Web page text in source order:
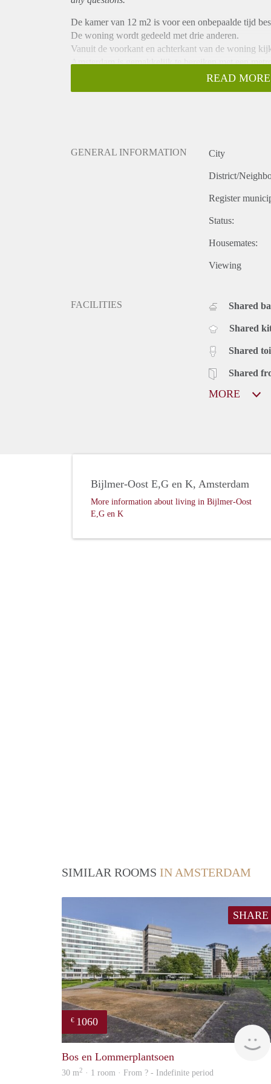
De kamer van 12 m2 is voor een onbepaalde tijd
De woning wordt gedeeld met drie anderen.
Vanuit de voorkant en achterkant van de woning
Amsterdam is gemakkelijk te bereiken met een
slechts drie minuten lopenafstand. Met vijf
Hier kan je ook een drankje op het terras of in een
READ
GENERAL INFORMATION City
District/
Register
Status:
Housemates:
Viewing
FACILITIES Shared
Shared
Shared
Shared
MORE
Bijlmer-Oost E,G en K, Amsterdam
More information about living in Bijlmer-Oost
E,G en K
SIMILAR ROOMS IN AMSTERDAM
SHARE
€ 1060
Bos en Lommerplantsoen
30 m2 · 1 room · From ? - Indefinite period